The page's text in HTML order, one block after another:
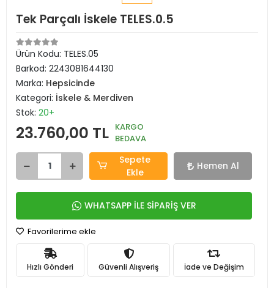
Tek Parçalı İskele TELES.0.5
Ürün Kodu: TELES.05
Barkod: 2243081644130
Marka: Hepsicinde
Kategori: İskele & Merdiven
Stok: 20+
23.760,00 TL KARGO
BEDAVA
Sepete
Ekle
Hemen Al
WHATSAPP İLE SİPARİŞ VER
Favorilerime ekle
Hızlı Gönderi Güvenli Alışveriş İade ve Değişim